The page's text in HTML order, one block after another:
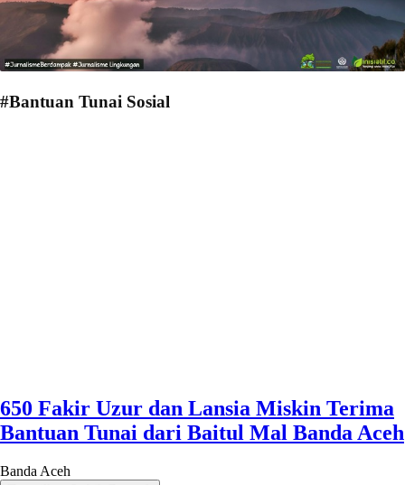
#Bantuan Tunai Sosial
650 Fakir Uzur dan Lansia Miskin Terima
Bantuan Tunai dari Baitul Mal Banda Aceh
Banda Aceh